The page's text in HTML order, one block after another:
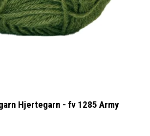
Hjertegarn - fv 1285 Army